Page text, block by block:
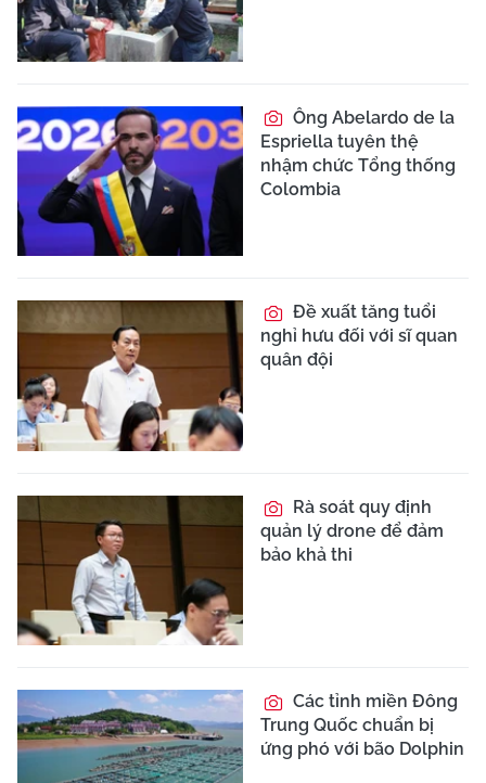
Ông Abelardo de la
Espriella tuyên thệ
nhậm chức Tổng thống
Colombia
Đề xuất tăng tuổi
nghỉ hưu đối với sĩ quan
quân đội
Rà soát quy định
quản lý drone để đảm
bảo khả thi
Các tỉnh miền Đông
Trung Quốc chuẩn bị
ứng phó với bão Dolphin